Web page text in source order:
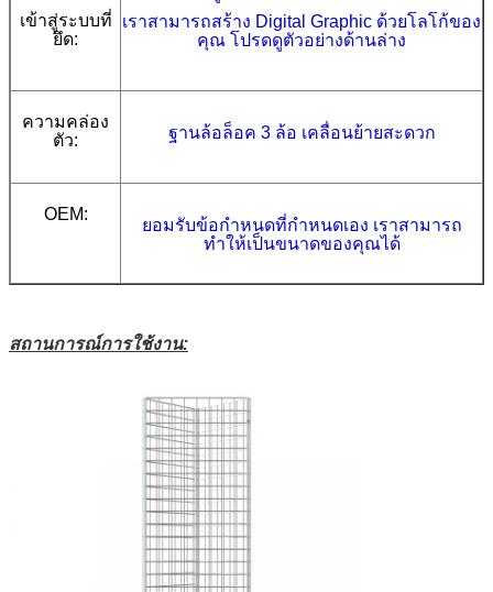
เข้าสู่ระบบที่
ยึด:
เราสามารถสร้าง Digital Graphic ด้วยโลโก้ของ
คุณ โปรดดูตัวอย่างด้านล่าง
ความคล่อง
ตัว:
ฐานล้อล็อค 3 ล้อ เคลื่อนย้ายสะดวก
OEM:
ยอมรับข้อกำหนดที่กำหนดเอง เราสามารถ
ทำให้เป็นขนาดของคุณได้
สถานการณ์การใช้งาน: